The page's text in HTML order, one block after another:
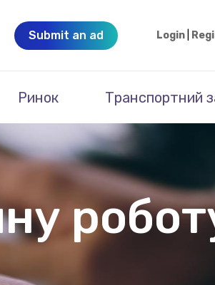
Submit an ad Login
Ринок Транспортний